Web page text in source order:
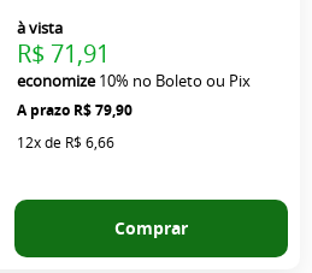
R$ 79,90
à vista
R$ 71,91
economize10% no Boleto ou Pix
12xde R$ 6,66
Comprar